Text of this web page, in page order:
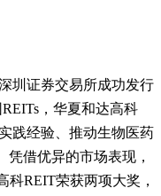
圳证券交易所成功发行
，华夏和达高科
践经验、推动生物医药
借优异的市场表现，
科REIT荣获两项大奖，